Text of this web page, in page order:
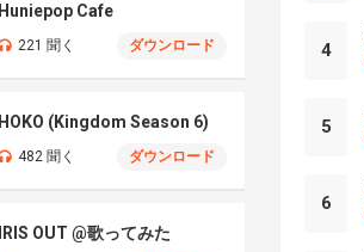
Huniepop Cafe
221 聞く ダウンロード
HOKO (Kingdom Season 6)
482 聞く ダウンロード
IRIS OUT @歌ってみた
4
5
6